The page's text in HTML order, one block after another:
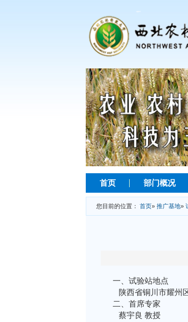
首页 部门概况
您目前的位置： 首页» 推广基地»
一、试验站地点
陕西省铜川市耀州
二、首席专家
蔡宇良 教授